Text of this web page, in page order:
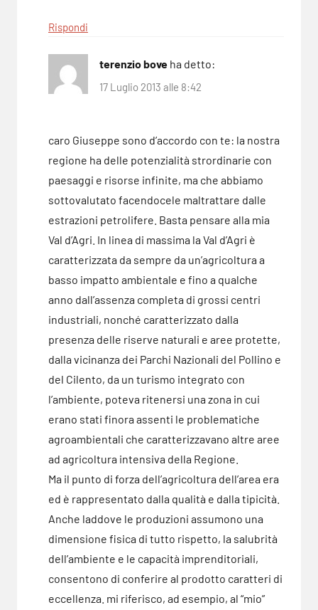
Rispondi
terenzio bove ha detto:
17 Luglio 2013 alle 8:42
caro Giuseppe sono d’accordo con te: la nostra
regione ha delle potenzialità strordinarie con
paesaggi e risorse infinite, ma che abbiamo
sottovalutato facendocele maltrattare dalle
estrazioni petrolifere. Basta pensare alla mia
Val d’Agri. In linea di massima la Val d’Agri è
caratterizzata da sempre da un’agricoltura a
basso impatto ambientale e fino a qualche
anno dall’assenza completa di grossi centri
industriali, nonché caratterizzato dalla
presenza delle riserve naturali e aree protette,
dalla vicinanza dei Parchi Nazionali del Pollino e
del Cilento, da un turismo integrato con
l’ambiente, poteva ritenersi una zona in cui
erano stati finora assenti le problematiche
agroambientali che caratterizzavano altre aree
ad agricoltura intensiva della Regione.
Ma il punto di forza dell’agricoltura dell’area era
ed è rappresentato dalla qualità e dalla tipicità.
Anche laddove le produzioni assumono una
dimensione fisica di tutto rispetto, la salubrità
dell’ambiente e le capacità imprenditoriali,
consentono di conferire al prodotto caratteri di
eccellenza. mi riferisco, ad esempio, al “mio”